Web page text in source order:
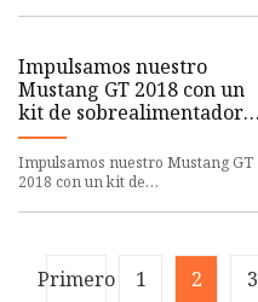
Impulsamos nuestro
Mustang GT 2018 con un
kit de sobrealimentador
VMP
Impulsamos nuestro Mustang GT
2018 con un kit de
Primero 1 2 3